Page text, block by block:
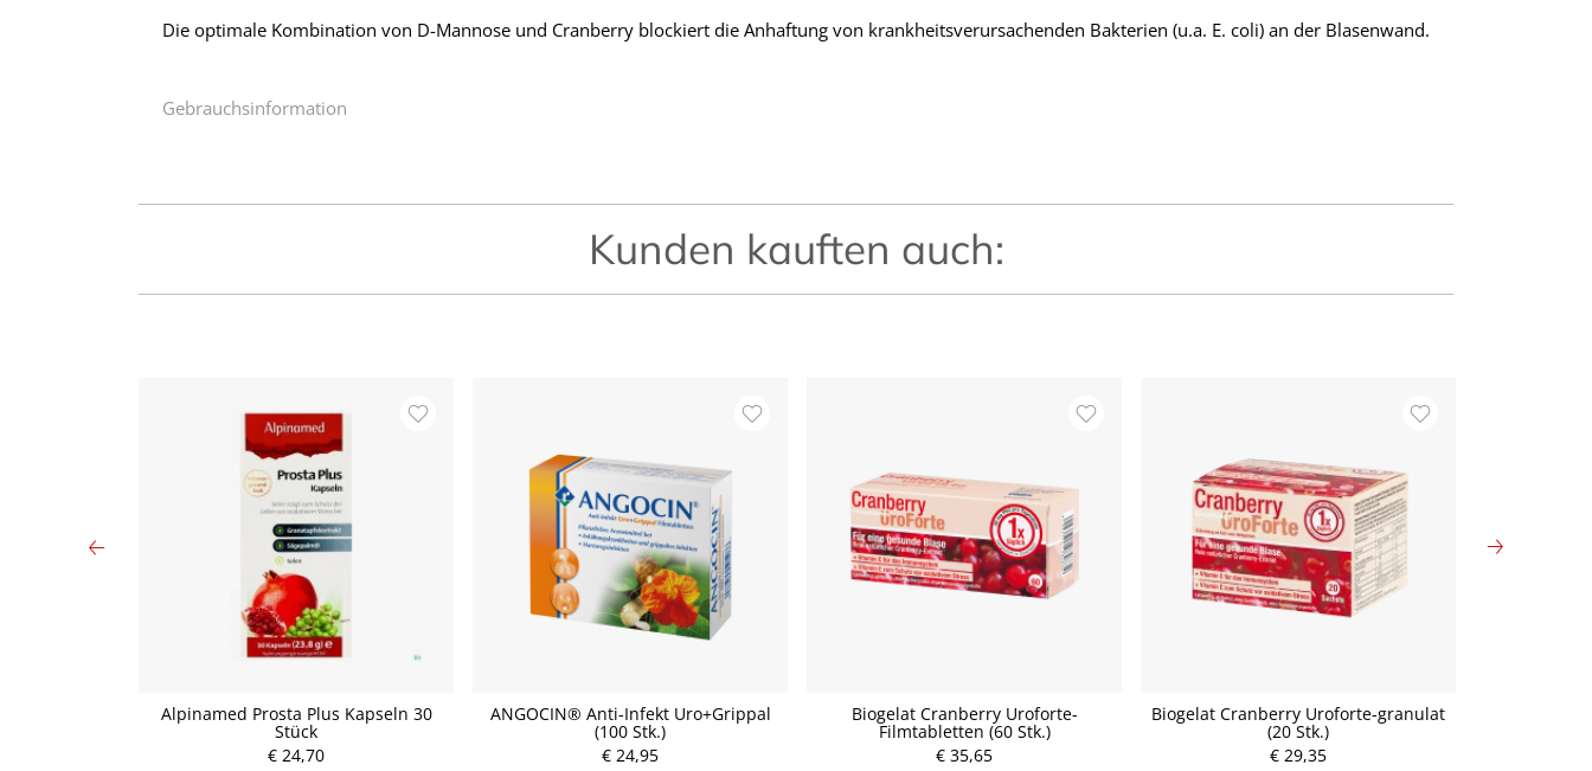
Die optimale Kombination von D-Mannose und Cranberry blockiert die Anhaftung von krankheitsverursachenden Bakterien (u.a. E. coli) an der Blasenwand.
Gebrauchsinformation
Kunden kauften auch:
Alpinamed Prosta Plus Kapseln 30
Stück
€ 24,70
ANGOCIN® Anti-Infekt Uro+Grippal
(100 Stk.)
€ 24,95
Biogelat Cranberry Uroforte-
Filmtabletten (60 Stk.)
€ 35,65
Biogelat Cranberry Uroforte-granulat
(20 Stk.)
€ 29,35
P
P
r P
P
r